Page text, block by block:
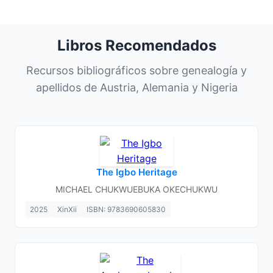
Libros Recomendados
Recursos bibliográficos sobre genealogía y
apellidos de Austria, Alemania y Nigeria
The Igbo Heritage
MICHAEL CHUKWUEBUKA OKECHUKWU
2025 XinXii ISBN: 9783690605830